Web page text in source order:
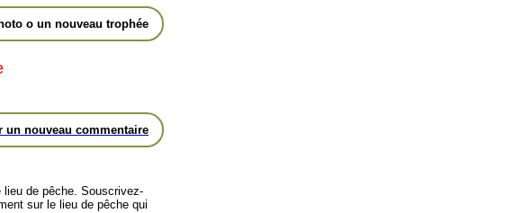
o un nouveau trophée
un nouveau commentaire
lieu de pêche. Souscrivez-
sur le lieu de pêche qui